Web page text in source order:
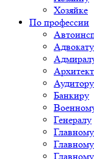
Хозяйке
По профессии
Адвокату
Аудитору
Банкиру
Генералу